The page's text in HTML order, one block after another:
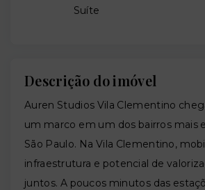
Suíte
Descrição do imóvel
Auren Studios Vila Clementino
um marco em um dos bairros mais
São Paulo. Na Vila Clementino,
infraestrutura e potencial de
juntos. A poucos minutos das